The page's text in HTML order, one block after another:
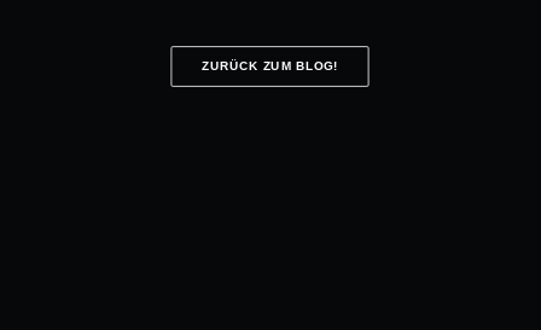
SEARCH
ZURÜCK ZUM BLOG!